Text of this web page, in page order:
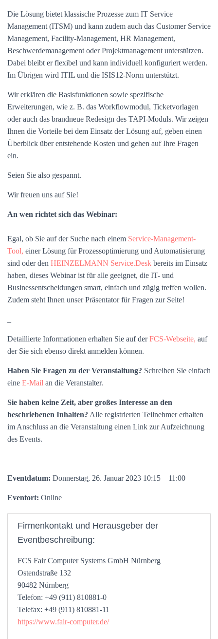
Die Lösung bietet klassische Prozesse zum IT Service
Management (ITSM) und kann zudem auch das Customer Service
Management, Facility-Management, HR Management,
Beschwerdemanagement oder Projektmanagement unterstützen.
Dabei bleibt er flexibel und kann individuell konfiguriert werden.
Im Übrigen wird ITIL und die ISIS12-Norm unterstützt.
Wir erklären die Basisfunktionen sowie spezifische
Erweiterungen, wie z. B. das Workflowmodul, Ticketvorlagen
oder auch das brandneue Redesign des TAPI-Moduls. Wir zeigen
Ihnen die Vorteile bei dem Einsatz der Lösung auf, geben einen
Überblick über entstehende Kosten und gehen auf Ihre Fragen
ein.
Seien Sie also gespannt.
Wir freuen uns auf Sie!
An wen richtet sich das Webinar:
Egal, ob Sie auf der Suche nach einem Service-Management-
Tool, einer Lösung für Prozessoptimierung und Automatisierung
sind oder den HEINZELMANN Service.Desk bereits im Einsatz
haben, dieses Webinar ist für alle geeignet, die IT- und
Businessentscheidungen smart, einfach und zügig treffen wollen.
Zudem steht Ihnen unser Präsentator für Fragen zur Seite!
Detaillierte Informationen erhalten Sie auf derFCS-Webseite, auf
der Sie sich ebenso direkt anmelden können.
Haben Sie Fragen zu der Veranstaltung? Schreiben Sie einfach
eine E-Mail an die Veranstalter.
Sie haben keine Zeit, aber großes Interesse an den
beschriebenen Inhalten? Alle registrierten Teilnehmer erhalten
im Anschluss an die Veranstaltung einen Link zur Aufzeichnung
des Events.
Eventdatum: Donnerstag, 26. Januar 2023 10:15 – 11:00
Eventort: Online
Firmenkontakt und Herausgeber der
Eventbeschreibung:
FCS Fair Computer Systems GmbH Nürnberg
Ostendstraße 132
90482 Nürnberg
Telefon: +49 (911) 810881-0
Telefax: +49 (911) 810881-11
https://www.fair-computer.de/